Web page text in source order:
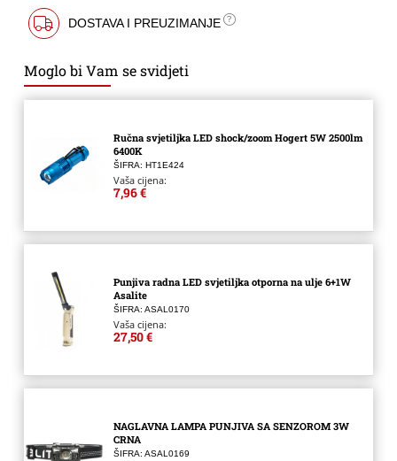
DOSTAVA I PREUZIMANJE
Moglo bi Vam se svidjeti
Ručna svjetiljka LED shock/zoom Hogert 5W 2500lm
6400K
ŠIFRA: HT1E424
Vaša cijena:
7,96 €
Punjiva radna LED svjetiljka otporna na ulje 6+1W
Asalite
ŠIFRA: ASAL0170
Vaša cijena:
27,50 €
NAGLAVNA LAMPA PUNJIVA SA SENZOROM 3W
CRNA
ŠIFRA: ASAL0169